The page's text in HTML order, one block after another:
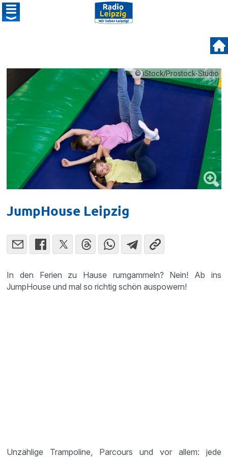
© iStock/Prostock-Studio
JumpHouse Leipzig
In den Ferien zu Hause rumgammeln? Nein! Ab ins
JumpHouse und mal so richtig schön auspowern!
Unzählige Trampoline, Parcours und vor allem: jede